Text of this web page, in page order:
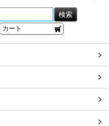
カート